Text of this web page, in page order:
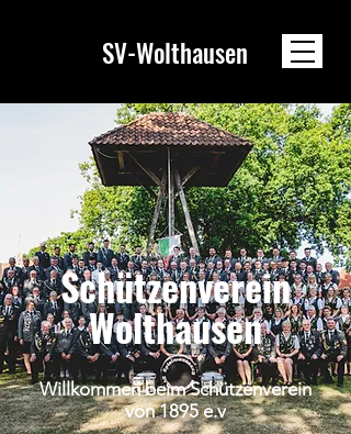
SV-Wolthausen
Schützenverein
Wolthausen
Willkommen beim Schützenverein
von 1895 e.v